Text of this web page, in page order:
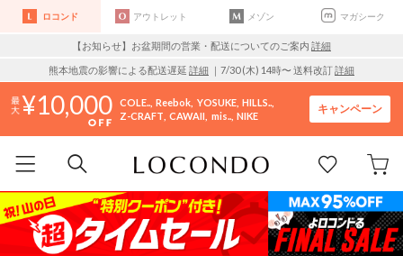
ロコンド アウトレット メゾン マガシーク
【お知らせ】お盆期間の営業・配送についてのご案内 詳細
熊本地震の影響による配送遅延 詳細 ｜7/30 (木) 14時〜 送料改訂詳細
10,000 COLE.. Reebok YOSUKE HILLS..
Z-CRAFT CAWAII mis.. NIKE
キャンペーン